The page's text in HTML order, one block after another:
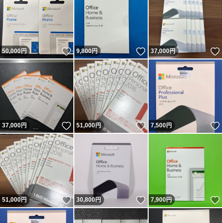
50,000円 いいね！
9,800円 いいね！
37,000円
37,000円 いいね！
51,000円 いいね！
7,500円
51,000円 いいね！
30,800円 いいね！
7,900円